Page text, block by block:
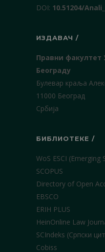
DOI: 10.51204/
ИЗДАВАЧ /
Правни факултет
Београду
Булевар краља
11000 Београд
Србија
БИБЛИОТЕКЕ /
WoS ESCI
SCOPUS
Directory of Open
EBSCO
ERIH PLUS
HeinOnline Law
SCIndeks (Српски
Cobiss